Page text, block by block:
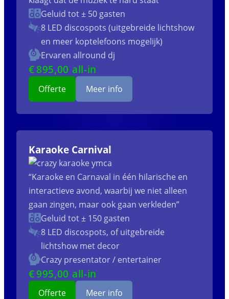
Geluid tot ± 50 gasten
8 LED discospots (uitgebreide lichtshow
en meer koptelefoons mogelijk)
Ervaren allround dj
€895,00 all-in
Offerte Meer info
Karaoke Carnival
“Karaoke en Carnaval in één hilarische en
interactieve avond, waarbij we niet alleen
gaan zingen, maar ook gaan verkleden”
Geluid tot ± 150 gasten
8 LED discospots, of uitgebreide
lichtshow met decor
Crazy presentator / entertainer
€995,00 all-in
Offerte Meer info